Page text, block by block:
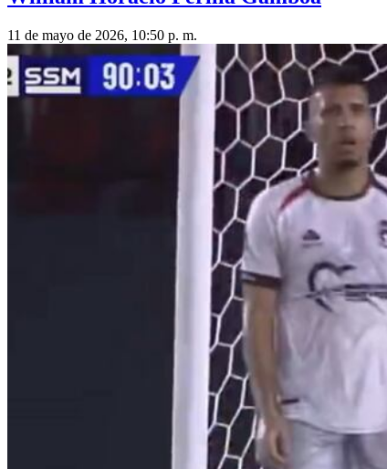
11 de mayo de 2026, 10:50 p. m.